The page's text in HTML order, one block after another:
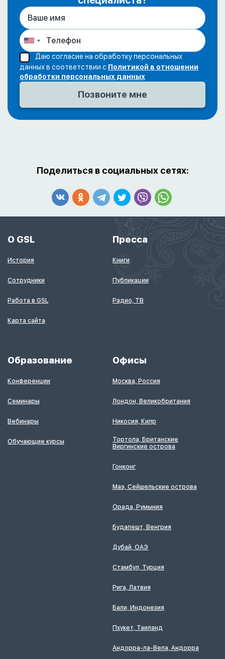
Даю согласие на обработку персональных
данных в соответствии с Политикой в отношении
обработки персональных данных
Поделиться в социальных сетях:
О GSL
История
Сотрудники
Работа в GSL
Карта сайта
Пресса
Книги
Публикации
Радио, ТВ
Образование
Конференции
Семинары
Вебинары
Обучающие курсы
Офисы
Москва, Россия
Лондон, Великобритания
Никосия, Кипр
Тортола, Британские
Виргинские острова
Гонконг
Маэ, Сейшельские острова
Орада, Румыния
Будапешт, Венгрия
Дубай, ОАЭ
Стамбул, Турция
Рига, Латвия
Бали, Индонезия
Пхукет, Таиланд
Андорра-ла-Вела, Андорра